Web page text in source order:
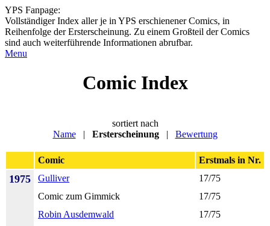
YPS Fanpage:
Vollständiger Index aller je in YPS erschienener Comics, in
Reihenfolge der Ersterscheinung. Zu einem Großteil der Comics
sind auch weiterführende Informationen abrufbar.
Menu
Comic Index
sortiert nach
Name| Ersterscheinung| Bewertung
Comic Erstmals in Nr.
1975 Gulliver
17/75
Comic zum Gimmick
17/75
Robin Ausdemwald
17/75